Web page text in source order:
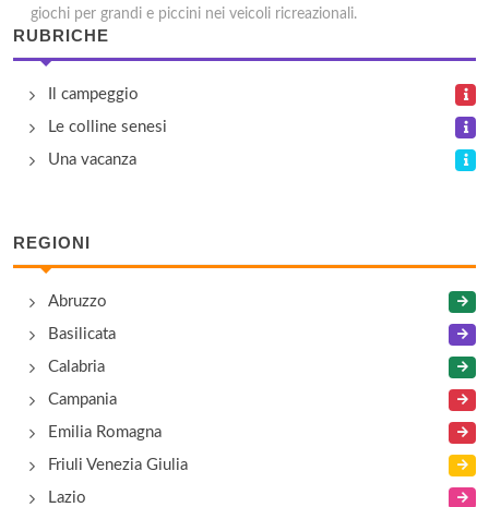
giochi per grandi e piccini nei veicoli ricreazionali.
RUBRICHE
Il campeggio
Le colline senesi
Una vacanza
REGIONI
Abruzzo
Basilicata
Calabria
Campania
Emilia Romagna
Friuli Venezia Giulia
Lazio